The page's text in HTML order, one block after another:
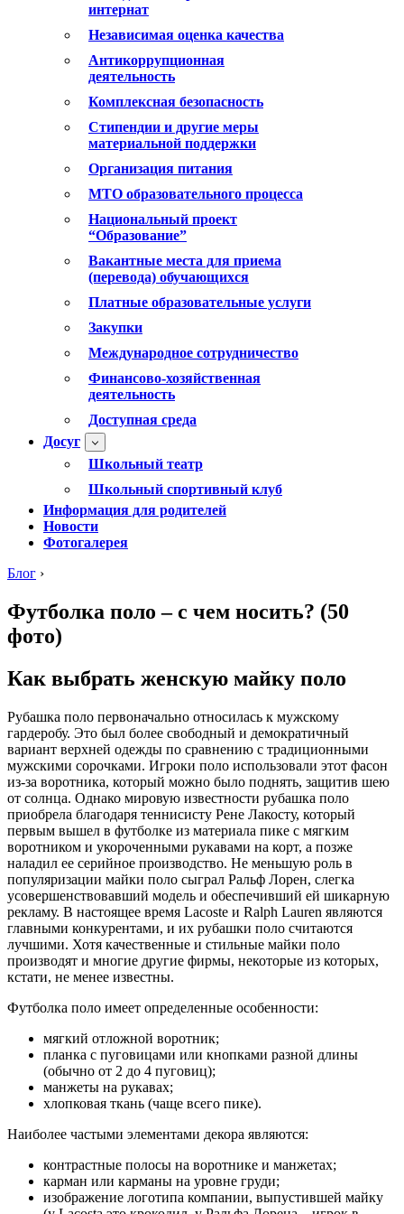
интернат
Независимая оценка качества
Антикоррупционная
деятельность
Комплексная безопасность
Стипендии и другие меры
материальной поддержки
Организация питания
МТО образовательного процесса
Национальный проект
“Образование”
Вакантные места для приема
(перевода) обучающихся
Платные образовательные услуги
Закупки
Международное сотрудничество
Финансово-хозяйственная
деятельность
Доступная среда
Досуг
Школьный театр
Школьный спортивный клуб
Информация для родителей
Новости
Фотогалерея
Блог ›
Футболка поло – с чем носить? (50
фото)
Как выбрать женскую майку поло
Рубашка поло первоначально относилась к мужскому
гардеробу. Это был более свободный и демократичный
вариант верхней одежды по сравнению с традиционными
мужскими сорочками. Игроки поло использовали этот фасон
из-за воротника, который можно было поднять, защитив шею
от солнца. Однако мировую известности рубашка поло
приобрела благодаря теннисисту Рене Лакосту, который
первым вышел в футболке из материала пике с мягким
воротником и укороченными рукавами на корт, а позже
наладил ее серийное производство. Не меньшую роль в
популяризации майки поло сыграл Ральф Лорен, слегка
усовершенствовавший модель и обеспечивший ей шикарную
рекламу. В настоящее время Lacoste и Ralph Lauren являются
главными конкурентами, и их рубашки поло считаются
лучшими. Хотя качественные и стильные майки поло
производят и многие другие фирмы, некоторые из которых,
кстати, не менее известны.
Футболка поло имеет определенные особенности:
мягкий отложной воротник;
планка с пуговицами или кнопками разной длины
(обычно от 2 до 4 пуговиц);
манжеты на рукавах;
хлопковая ткань (чаще всего пике).
Наиболее частыми элементами декора являются:
контрастные полосы на воротнике и манжетах;
карман или карманы на уровне груди;
изображение логотипа компании, выпустившей майку